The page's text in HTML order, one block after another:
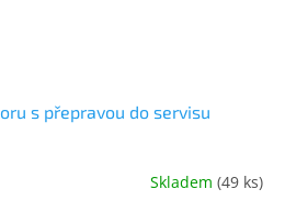
s přepravou do servisu
Skladem (49 ks)